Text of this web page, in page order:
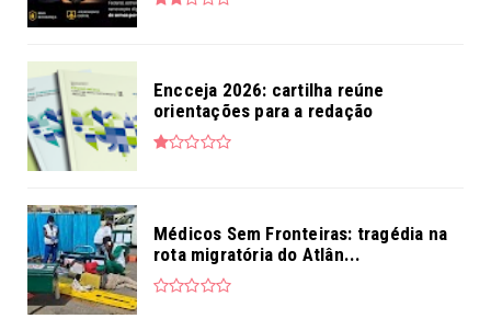
Encceja 2026: cartilha reúne
orientações para a redação
Médicos Sem Fronteiras: tragédia na
rota migratória do Atlân...